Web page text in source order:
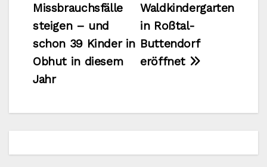
Waldkindergarten
in Roßtal-
Buttendorf
eröffnet
Missbrauchsfälle
steigen – und
schon 39 Kinder in
Obhut in diesem
Jahr